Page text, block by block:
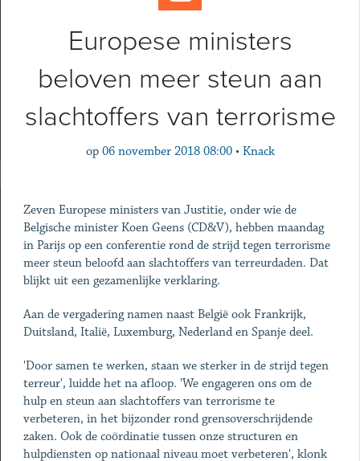
Europese ministers
beloven meer steun aan
slachtoffers van terrorisme
op 06 november 2018 08:00 • Knack
Zeven Europese ministers van Justitie, onder wie de
Belgische minister Koen Geens (CD&V), hebben maandag
in Parijs op een conferentie rond de strijd tegen terrorisme
meer steun beloofd aan slachtoffers van terreurdaden. Dat
blijkt uit een gezamenlijke verklaring.
Aan de vergadering namen naast België ook Frankrijk,
Duitsland, Italië, Luxemburg, Nederland en Spanje deel.
'Door samen te werken, staan we sterker in de strijd tegen
terreur', luidde het na afloop. 'We engageren ons om de
hulp en steun aan slachtoffers van terrorisme te
verbeteren, in het bijzonder rond grensoverschrijdende
zaken. Ook de coördinatie tussen onze structuren en
hulpdiensten op nationaal niveau moet verbeteren', klonk